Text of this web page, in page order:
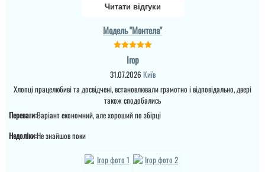
реально дешева, як
такі гроші можна брать...
читати всі відгуки
Евгения
Искала хороший
белой отделкой внутри.
Квартира для сьема и
що декілька разів
звонила логістка та
Читати відгуки
Модель "Монтела"
Ігор
31.07.2026 Київ
Хлопці працелюбиві та досвідчені, встановлювали грамотно і відповідально, двері
також сподобались
Переваги:Варіант економний, але хороший по збірці
Недоліки:Не знайшов поки